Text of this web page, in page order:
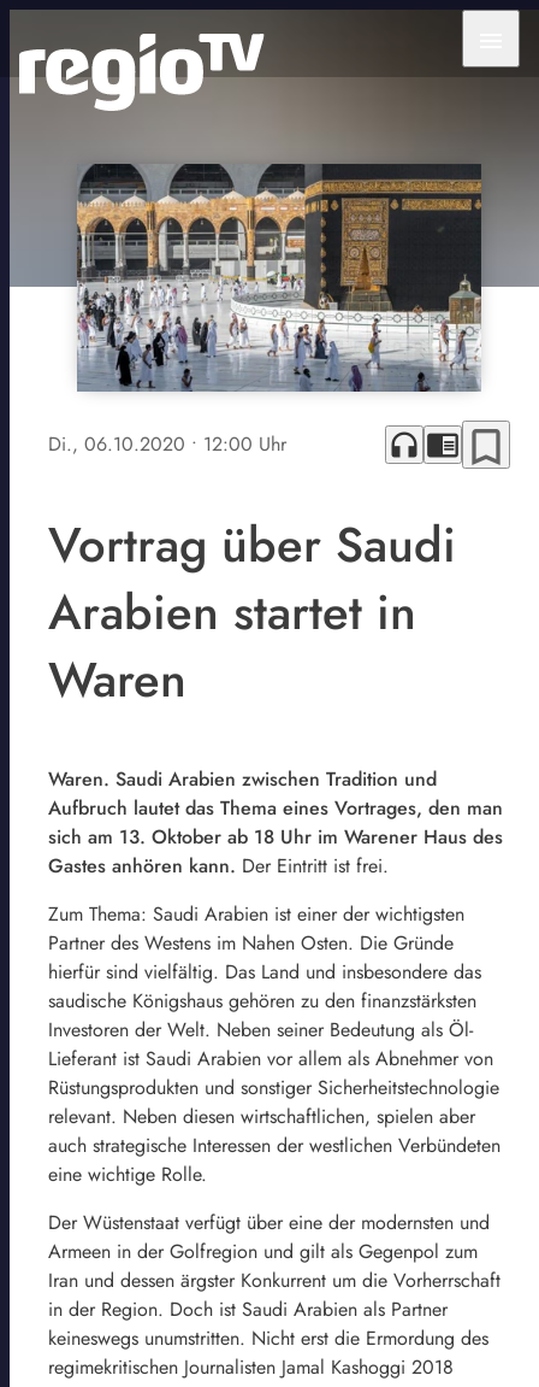
Di., 06.10.2020 • 12:00 Uhr headphones chrome_reader_mode bookmark_border
Vortrag über Saudi
Arabien startet in
Waren
Waren. Saudi Arabien zwischen Tradition und
Aufbruch lautet das Thema eines Vortrages, den man
sich am 13. Oktober ab 18 Uhr im Warener Haus des
Gastes anhören kann. Der Eintritt ist frei.
Zum Thema: Saudi Arabien ist einer der wichtigsten
Partner des Westens im Nahen Osten. Die Gründe
hierfür sind vielfältig. Das Land und insbesondere das
saudische Königshaus gehören zu den finanzstärksten
Investoren der Welt. Neben seiner Bedeutung als Öl-
Lieferant ist Saudi Arabien vor allem als Abnehmer von
Rüstungsprodukten und sonstiger Sicherheitstechnologie
relevant. Neben diesen wirtschaftlichen, spielen aber
auch strategische Interessen der westlichen Verbündeten
eine wichtige Rolle.
Der Wüstenstaat verfügt über eine der modernsten und
Armeen in der Golfregion und gilt als Gegenpol zum
Iran und dessen ärgster Konkurrent um die Vorherrschaft
in der Region. Doch ist Saudi Arabien als Partner
keineswegs unumstritten. Nicht erst die Ermordung des
regimekritischen Journalisten Jamal Kashoggi 2018